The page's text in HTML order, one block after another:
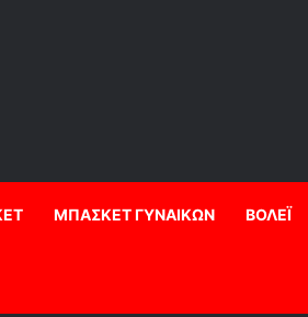
ΜΠΑΣΚΕΤ ΓΥΝΑΙΚΩΝ ΒΟΛΕΪ